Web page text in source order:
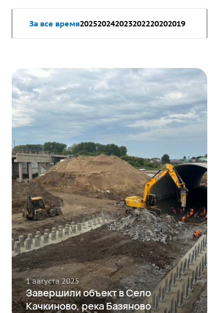
За все время202520242023202220202019
Завершили объект в Село
Качкиново, река Базяново
1 августа 2025